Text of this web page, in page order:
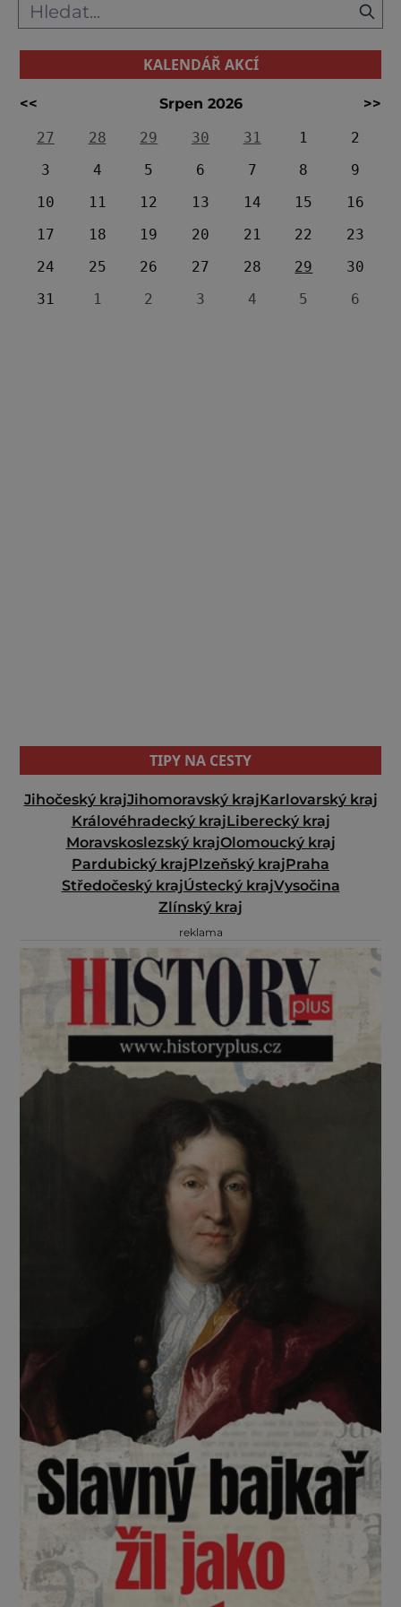
Rokštejna na
KALENDÁŘ AKCÍ
<< Srpen 2026
>>
27
28 29 30 31 1
2
3
4 5 6 7 8
9
10
11 12 13 14 15
16
17
18 19 20 21 22
23
24
25 26 27 28 29
30
31
1 2 3 4 5 6
TIPY NA CESTY
Jihočeský krajJihomoravský krajKarlovarský kraj
Královéhradecký krajLiberecký kraj
Moravskoslezský krajOlomoucký kraj
Pardubický krajPlzeňský krajPraha
Středočeský krajÚstecký krajVysočina
Zlínský kraj
reklama